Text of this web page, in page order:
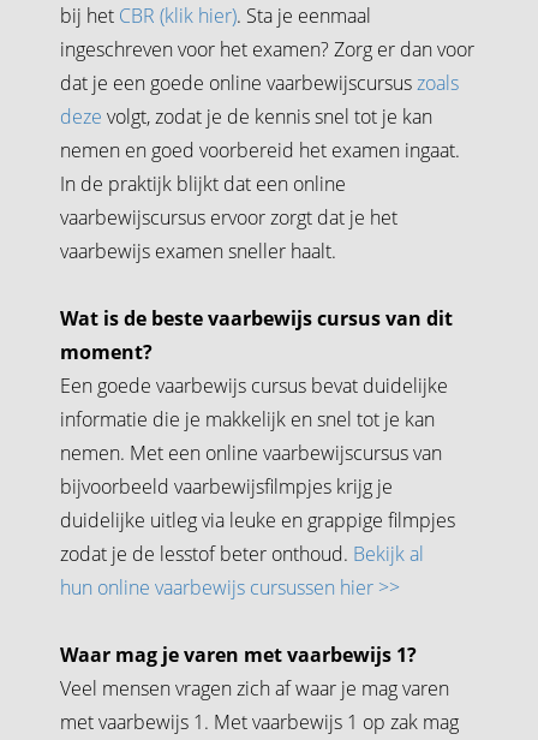
bij het CBR (klik hier). Sta je eenmaal
ingeschreven voor het examen? Zorg er dan voor
dat je een goede online vaarbewijscursuszoals
deze volgt, zodat je de kennis snel tot je kan
nemen en goed voorbereid het examen ingaat.
In de praktijk blijkt dat een online
vaarbewijscursus ervoor zorgt dat je het
vaarbewijs examen sneller haalt.
Wat is de beste vaarbewijs cursus van dit
moment?
Een goede vaarbewijs cursus bevat duidelijke
informatie die je makkelijk en snel tot je kan
nemen. Met een online vaarbewijscursus van
bijvoorbeeld vaarbewijsfilmpjes krijg je
duidelijke uitleg via leuke en grappige filmpjes
zodat je de lesstof beter onthoud. Bekijk al
hun online vaarbewijs cursussen hier >>
Waar mag je varen met vaarbewijs 1?
Veel mensen vragen zich af waar je mag varen
met vaarbewijs 1. Met vaarbewijs 1 op zak mag